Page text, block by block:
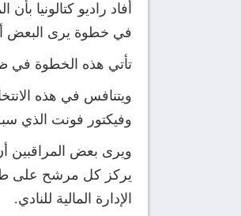
أفاد راديو كتالونيا
في خطوة يرى البعض
تأتي هذه الخطوة في ظل الاستعدادات
ويتنافس في هذه
وفيكتور فونت الذي سبق له الترشح في 2021، إضافة إلى مارك سيريا وويليام
ويرى بعض المراقبين
يركز كل مرشح على
الإدارة المالية للنادي.